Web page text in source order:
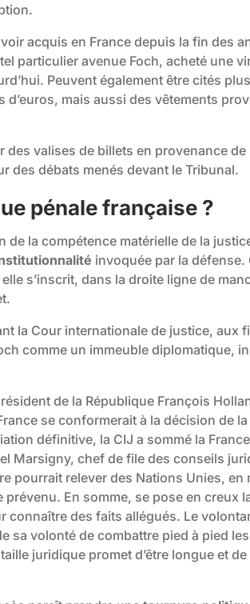
acquis en France depuis la fin des
particulier avenue Foch, acheté une
Peuvent également être cités
mais aussi des vêtements
valises de billets en provenance
des débats menés devant le Tribunal.
pénale française ?
la compétence matérielle de la
invoquée par la défense.
s’inscrit, dans la droite ligne de
la Cour internationale de justice, aux
comme un immeuble diplomatique,
de la République François
se conformerait à la décision de
définitive, la CIJ a sommé la
Marsigny, chef de file des conseils
pourrait relever des Nations Unies, en
En somme, se pose en creux
des faits allégués. Le
sa volonté de combattre pied à pied
juridique promet d’être longue et